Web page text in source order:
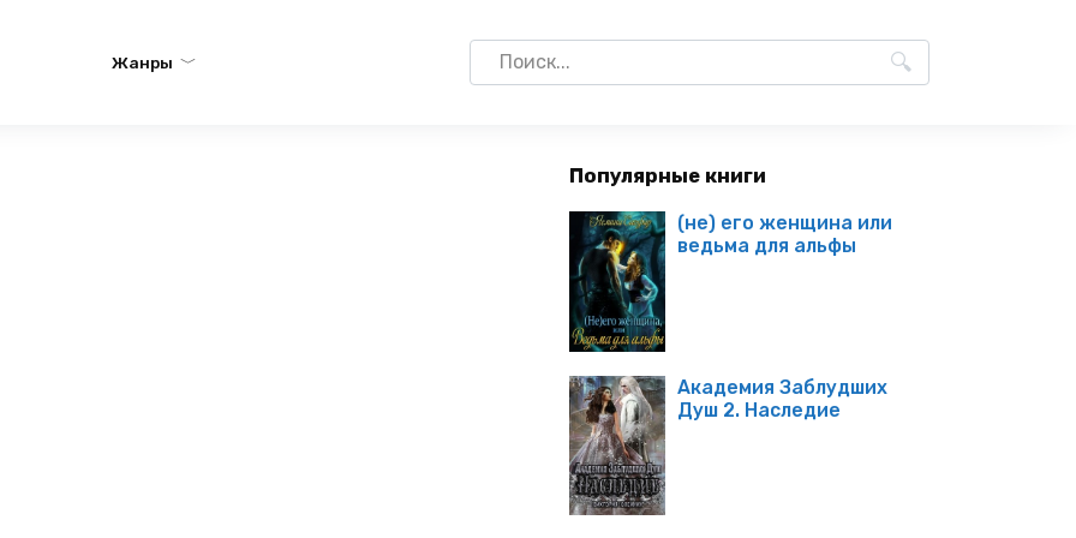
Жанры
Search
for:
Популярные книги
(не) его женщина или
ведьма для альфы
Академия Заблудших
Душ 2. Наследие